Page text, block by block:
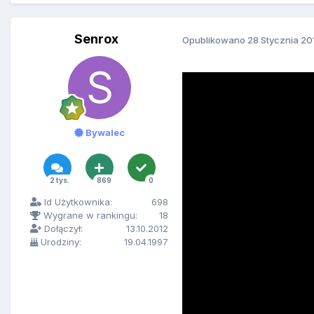
Senrox
Bywalec
2 tys. 869 0
Id Użytkownika:
698
Wygrane w rankingu:
18
Dołączył:
13.10.2012
Urodziny:
19.04.1997
Opublikowano 28 Stycznia